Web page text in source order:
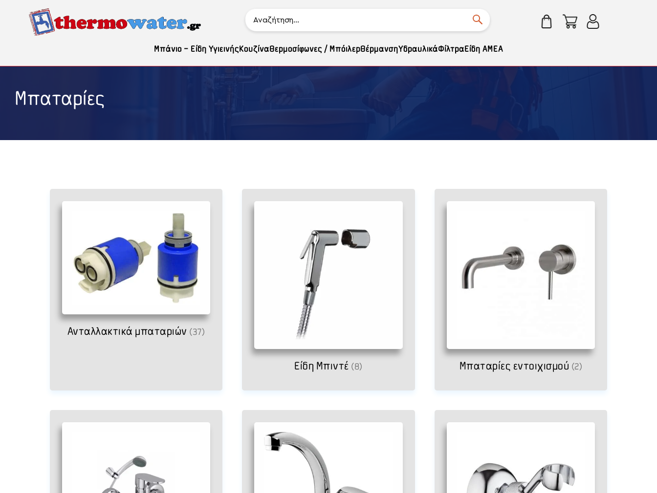
περιεχόμενο
Μπαταρίες
Μπάνιο – Είδη ΥγιεινήςΚουζίναΘερμοσίφωνες / ΜπόιλερΘέρμανσηΥδραυλικάΦίλτραΕίδη ΑΜΕΑ
Ανταλλακτικά μπαταριών (37)
Είδη Μπιντέ (8) Μπαταρίες εντοιχισμού (2)